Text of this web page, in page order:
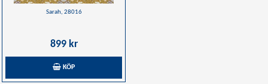
Sarah, 28016
899 kr
KÖP